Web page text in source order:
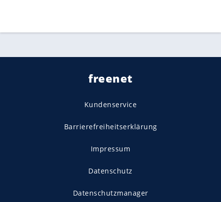
freenet
Kundenservice
Barrierefreiheitserklärung
Impressum
Datenschutz
Datenschutzmanager